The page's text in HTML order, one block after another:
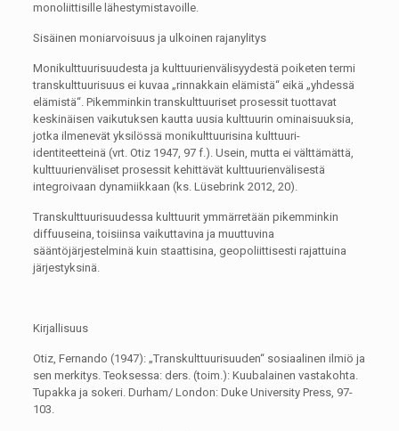
monoliittisille lähestymistavoille.
Sisäinen moniarvoisuus ja ulkoinen rajanylitys
Monikulttuurisuudesta ja kulttuurienvälisyydestä poiketen termi
transkulttuurisuus ei kuvaa „rinnakkain elämistä“ eikä „yhdessä
elämistä“. Pikemminkin transkulttuuriset prosessit tuottavat
keskinäisen vaikutuksen kautta uusia kulttuurin ominaisuuksia,
jotka ilmenevät yksilössä monikulttuurisina kulttuuri-
identiteetteinä (vrt. Otiz 1947, 97 f.). Usein, mutta ei välttämättä,
kulttuurienväliset prosessit kehittävät kulttuurienvälisestä
integroivaan dynamiikkaan (ks. Lüsebrink 2012, 20).
Transkulttuurisuudessa kulttuurit ymmärretään pikemminkin
diffuuseina, toisiinsa vaikuttavina ja muuttuvina
sääntöjärjestelminä kuin staattisina, geopoliittisesti rajattuina
järjestyksinä.
Kirjallisuus
Otiz, Fernando (1947): „Transkulttuurisuuden“ sosiaalinen ilmiö ja
sen merkitys. Teoksessa: ders. (toim.): Kuubalainen vastakohta.
Tupakka ja sokeri. Durham/ London: Duke University Press, 97-
103.